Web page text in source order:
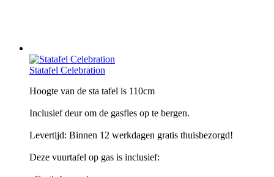
Statafel Celebration
Hoogte van de sta tafel is 110cm
Inclusief deur om de gasfles op te bergen.
Levertijd: Binnen 12 werkdagen gratis thuisbezorgd!
Deze vuurtafel op gas is inclusief: